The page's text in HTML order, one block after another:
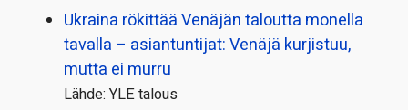
Ukraina rökittää Venäjän taloutta monella
tavalla – asiantuntijat: Venäjä kurjistuu,
mutta ei murru
Lähde: YLE talous